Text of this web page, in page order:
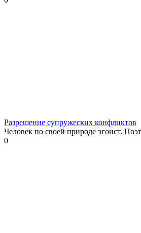
Разрешение супружеских конфликтов
Человек по своей природе эгоист.
0